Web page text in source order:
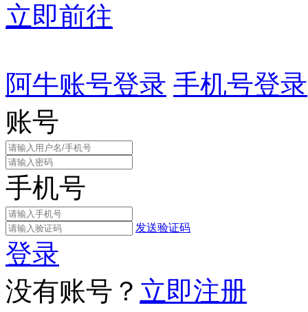
立即前往
阿牛账号登录 手机号登录
账号
手机号
发送验证码
登录
没有账号？ 立即注册